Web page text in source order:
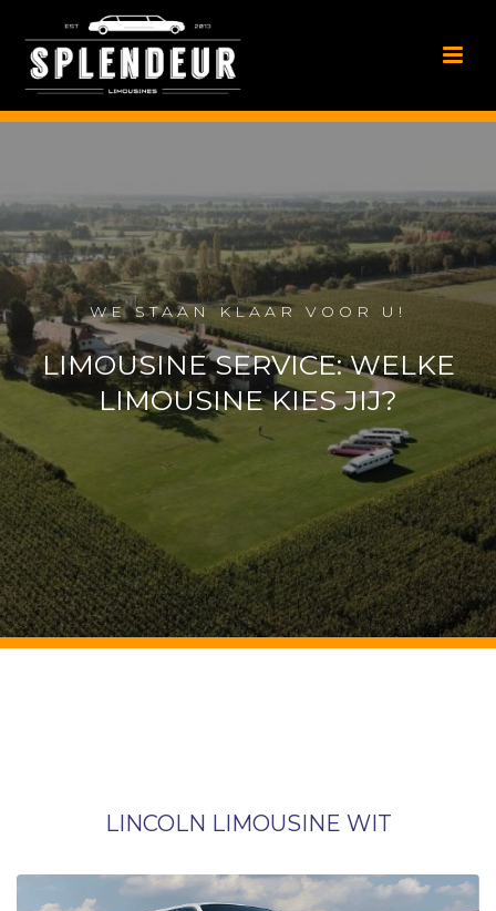
WE STAAN KLAAR VOOR U!
LIMOUSINE SERVICE: WELKE
LIMOUSINE KIES JIJ?
LINCOLN LIMOUSINE WIT